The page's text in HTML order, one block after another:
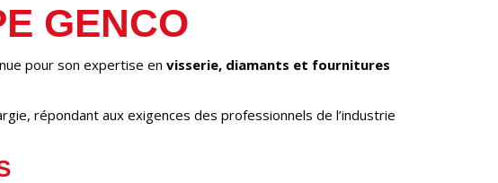
GENCO
pour son expertise en visserie, diamants et fournitures
répondant aux exigences des professionnels de l’industrie